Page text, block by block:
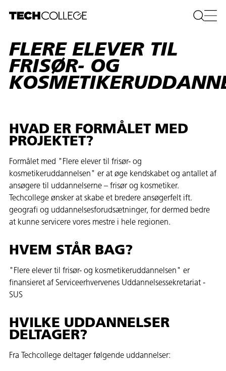
FLERE ELEVER TIL
FRISØR- OG
HVAD ER FORMÅLET MED
PROJEKTET?
Formålet med "Flere elever til frisør- og
kosmetikeruddannelsen" er at øge kendskabet og antallet af
ansøgere til uddannelserne – frisør og kosmetiker.
Techcollege ønsker at skabe et bredere ansøgerfelt ift.
geografi og uddannelsesforudsætninger, for dermed bedre
at kunne servicere vores mestre i hele regionen.
HVEM STÅR BAG?
"Flere elever til frisør- og kosmetikeruddannelsen" er
finansieret af Serviceerhvervenes Uddannelsessekretariat -
SUS
HVILKE UDDANNELSER
DELTAGER?
Fra Techcollege deltager følgende uddannelser: